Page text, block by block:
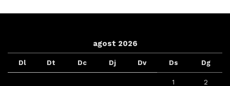
agost 2026
Dl Dt Dc Dj Dv Ds Dg
1 2